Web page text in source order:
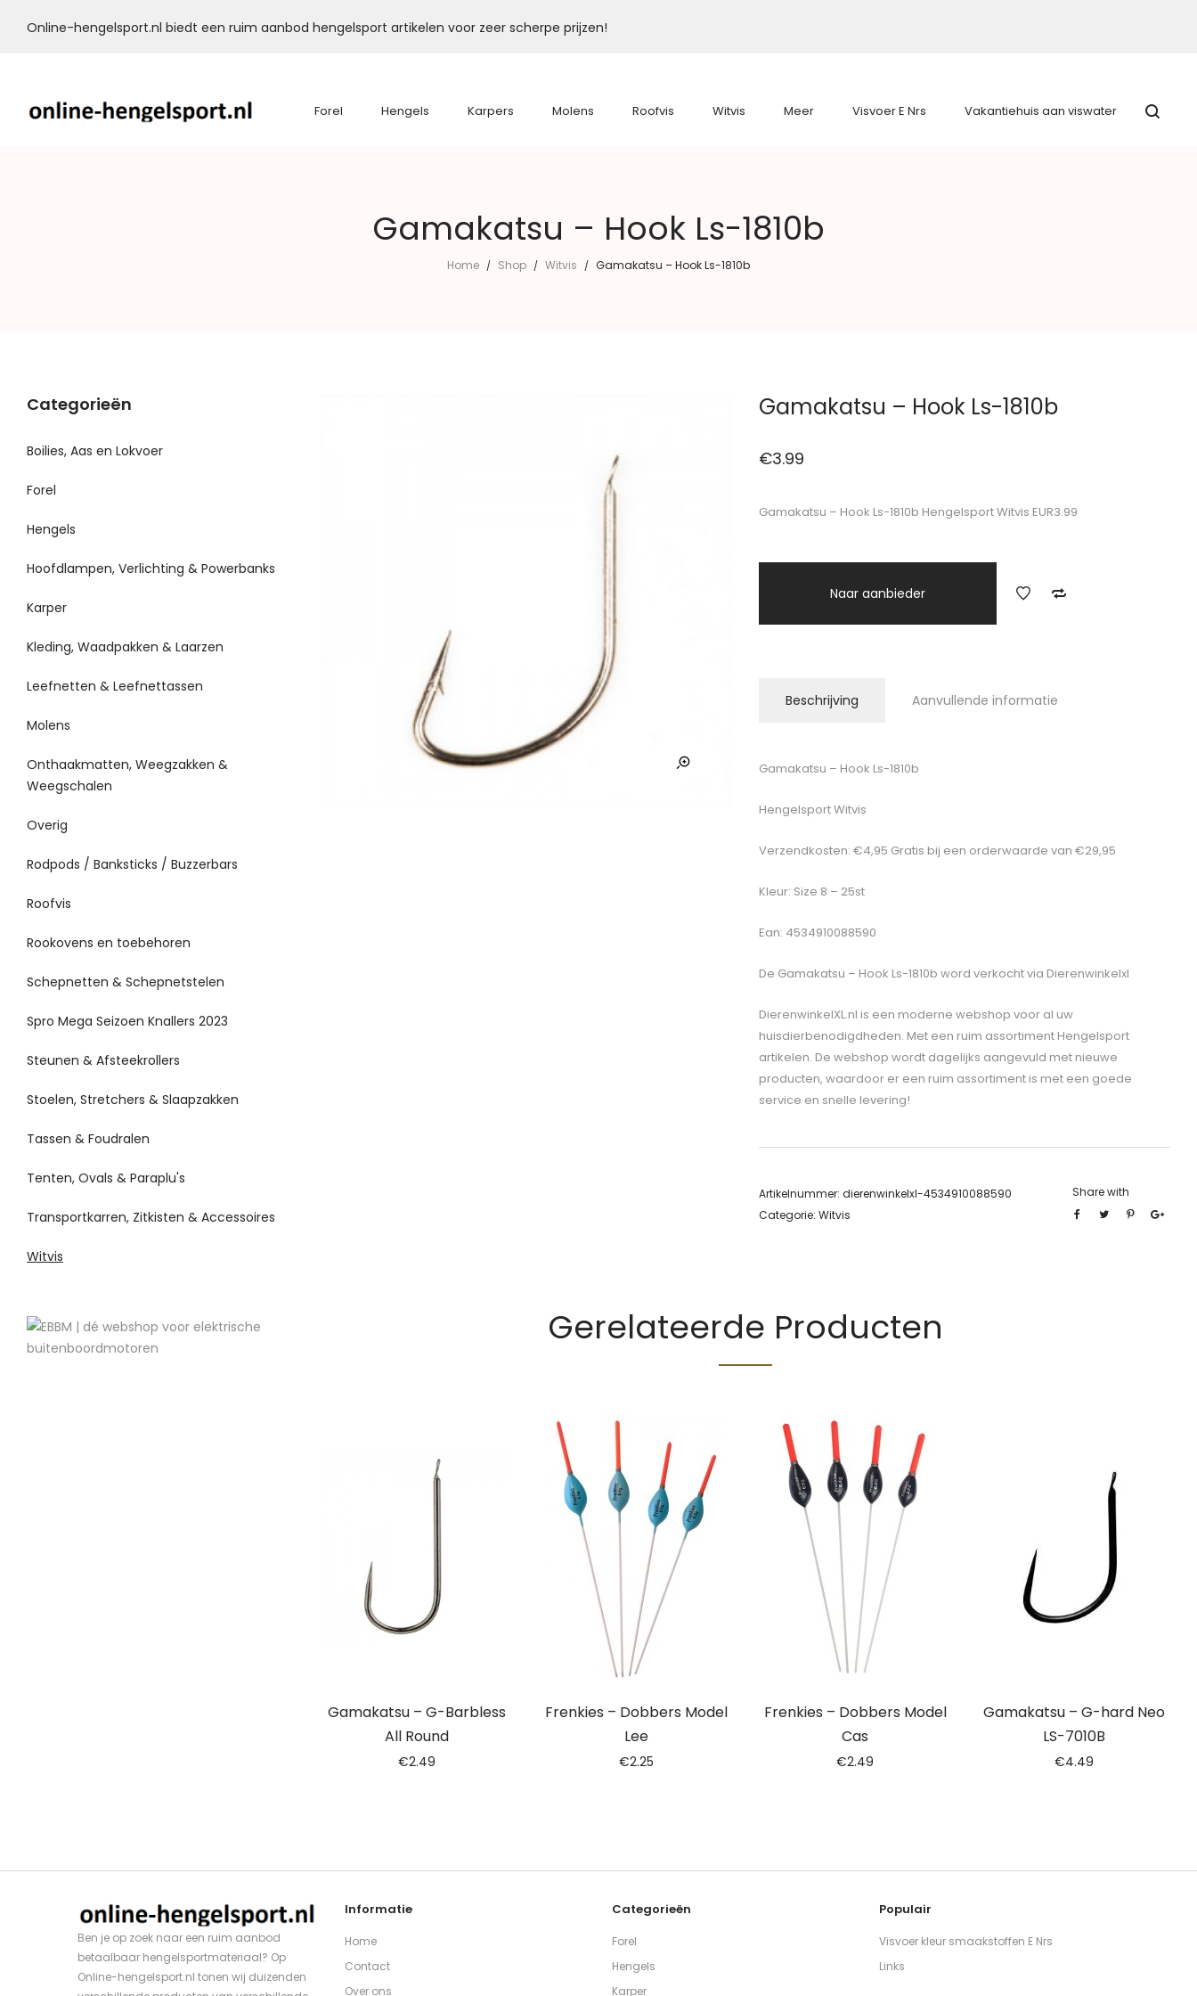
Online-hengelsport.nl biedt een ruim aanbod hengelsport artikelen voor zeer scherpe prijzen!
Forel Hengels Karpers Molens Roofvis Witvis Meer Visvoer E Nrs Vakantiehuis aan viswater
Gamakatsu – Hook Ls-1810b
Home / Shop / Witvis / Gamakatsu – Hook Ls-1810b
Gamakatsu – Hook Ls-1810b
€3.99
Gamakatsu – Hook Ls-1810b Hengelsport Witvis EUR3.99
Naar aanbieder
Beschrijving Aanvullende informatie
Gamakatsu – Hook Ls-1810b
Hengelsport Witvis
Verzendkosten: €4,95 Gratis bij een orderwaarde van €29,95
Kleur: Size 8 – 25st
Ean: 4534910088590
De Gamakatsu – Hook Ls-1810b word verkocht via Dierenwinkelxl
DierenwinkelXL.nl is een moderne webshop voor al uw
huisdierbenodigdheden. Met een ruim assortiment Hengelsport
artikelen. De webshop wordt dagelijks aangevuld met nieuwe
producten, waardoor er een ruim assortiment is met een goede
service en snelle levering!
Artikelnummer: dierenwinkelxl-4534910088590
Categorie: Witvis
Share with
Gerelateerde Producten
Gamakatsu – G-Barbless
All Round
€2.49
Frenkies – Dobbers Model
Lee
€2.25
Frenkies – Dobbers Model
Cas
€2.49
Gamakatsu – G-hard Neo
LS-7010B
€4.49
Categorieën
Boilies, Aas en Lokvoer
Forel
Hengels
Hoofdlampen, Verlichting & Powerbanks
Karper
Kleding, Waadpakken & Laarzen
Leefnetten & Leefnettassen
Molens
Onthaakmatten, Weegzakken &
Weegschalen
Overig
Rodpods / Banksticks / Buzzerbars
Roofvis
Rookovens en toebehoren
Schepnetten & Schepnetstelen
Spro Mega Seizoen Knallers 2023
Steunen & Afsteekrollers
Stoelen, Stretchers & Slaapzakken
Tassen & Foudralen
Tenten, Ovals & Paraplu's
Transportkarren, Zitkisten & Accessoires
Witvis
Ben je op zoek naar een ruim aanbod
betaalbaar hengelsportmateriaal? Op
Online-hengelsport.nl tonen wij duizenden
Informatie
Home
Contact
Over ons
Categorieën
Forel
Hengels
Karper
Populair
Visvoer kleur smaakstoffen E Nrs
Links